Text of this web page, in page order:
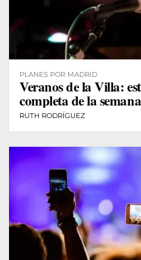
PLANES POR MADRID
Veranos de la Villa:
completa de la
RUTH RODRÍGUEZ